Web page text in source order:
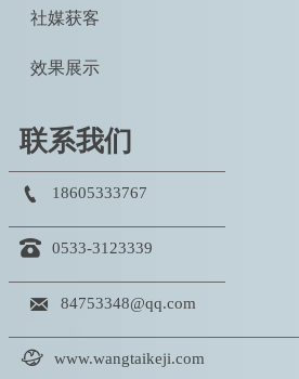
社媒获客
效果展示
联系我们
 18605333767
 0533-3123339
 84753348@qq.com
 www.wangtaikeji.com